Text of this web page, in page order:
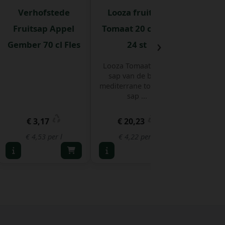
Verhofstede
Fruitsap Appel
Gember 70 cl Fles
€ 3,17
€ 4,53 per l
Looza fruitsap
Tomaat 20 cl Bak
24 st
Looza Tomaat bevat
sap van de beste
mediterrane tomaten,
sap ...
€ 20,23
€ 4,22 per l
›